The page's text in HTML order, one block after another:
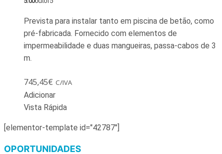
Prevista para instalar tanto em piscina de betão, como
pré-fabricada. Fornecido com elementos de
impermeabilidade e duas mangueiras, passa-cabos de 3
m.
745,45€ C/IVA
Adicionar
Vista Rápida
[elementor-template id="42787"]
OPORTUNIDADES